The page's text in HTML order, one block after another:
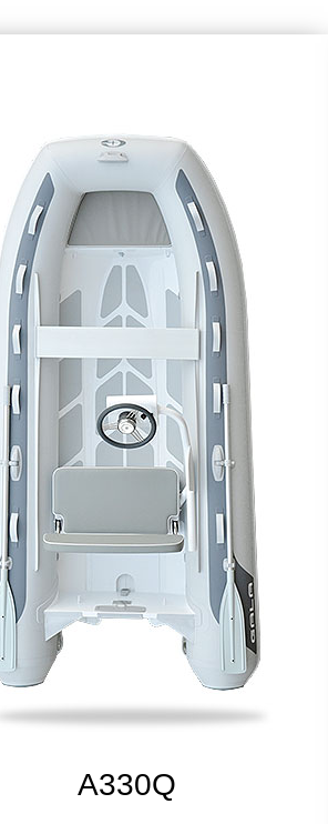
A330Q